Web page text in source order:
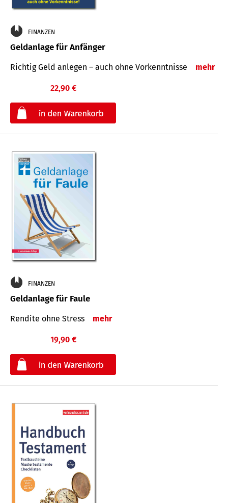
FINANZEN
Geldanlage für Anfänger
Richtig Geld anlegen – auch ohne Vorkenntnisse mehr
22,90 €
FINANZEN
Geldanlage für Faule
Rendite ohne Stress mehr
19,90 €